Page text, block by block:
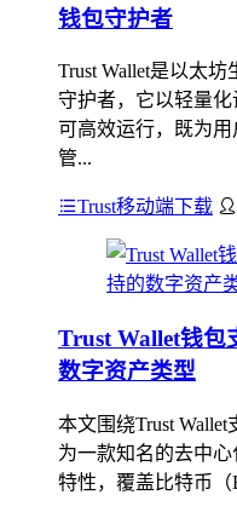
钱包守护者
Trust Wallet是以太
守护者，它以轻量
可高效运行，既为用
管...
Trust移动端下载
Trust Wallet钱包
数字资产类型
本文围绕Trust
为一款知名的去中
特性，覆盖比特币